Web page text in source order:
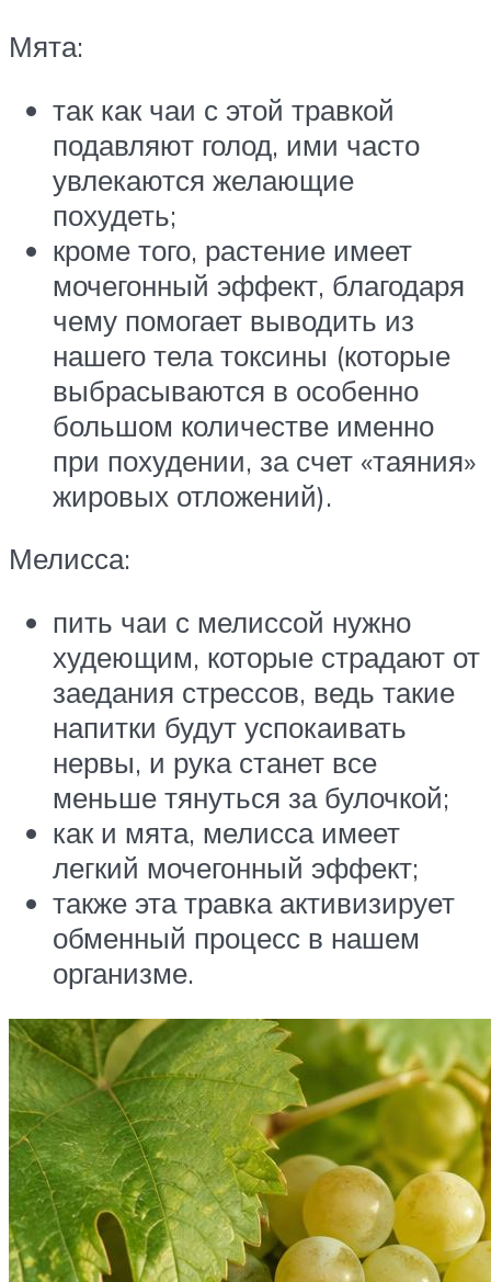
Мята:
так как чаи с этой травкой
подавляют голод, ими часто
увлекаются желающие
похудеть;
кроме того, растение имеет
мочегонный эффект, благодаря
чему помогает выводить из
нашего тела токсины (которые
выбрасываются в особенно
большом количестве именно
при похудении, за счет «таяния»
жировых отложений).
Мелисса:
пить чаи с мелиссой нужно
худеющим, которые страдают от
заедания стрессов, ведь такие
напитки будут успокаивать
нервы, и рука станет все
меньше тянуться за булочкой;
как и мята, мелисса имеет
легкий мочегонный эффект;
также эта травка активизирует
обменный процесс в нашем
организме.